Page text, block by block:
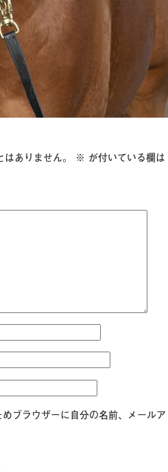
ありません。 ※ が付いている欄は
ブラウザーに自分の名前、メールア